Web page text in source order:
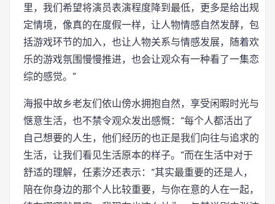
里，我们希望将演员表演程度降到最低，更多是给出规
定情境，像真的在度假一样，让人物情感自然发酵，包
括游戏环节的加入，也让人物关系与情感发展，随着欢
乐的游戏氛围慢慢推进，也会让观众有一种看了一集恋
综的感觉。”
海报中故乡老友们依山傍水拥抱自然，享受闲暇时光与
惬意生活，也不禁令观众发出感慨：“每个人都活出了
自己想要的人生，他们经历的也正是我们向往与追求的
生活，让我们看见生活原本的样子。”而在生活中对于
舒适的理解，任素汐还表示：“其实最重要的还是人，
陪在你身边的那个人比较重要，与你在意的人在一起，